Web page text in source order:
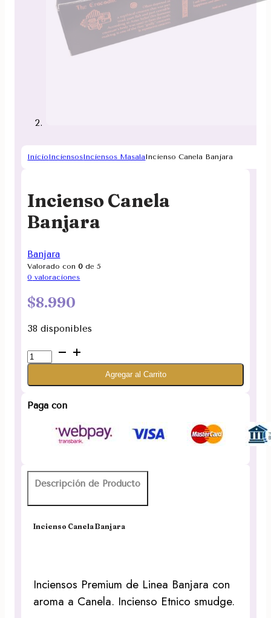
InicioInciensosInciensos MasalaIncienso Canela Banjara
Incienso Canela
Banjara
Banjara
Valorado con0 de 5
0 valoraciones
$8.990
38 disponibles
Incienso
Canela
Agregar al Carrito
Paga con
Descripción de Producto
Incienso Canela Banjara
Inciensos Premium de Linea Banjara con
aroma a Canela. Incienso Etnico smudge.